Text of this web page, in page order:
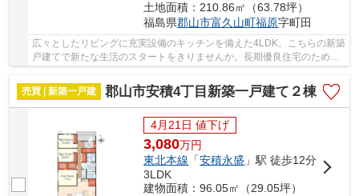
土地面積：210.86㎡（63.78坪）
福島県郡山市富久山町福原字町田
広々としたリビングに充実設備のキッチンを備えた4LDK。こちらの新築
戸建てで新たな生活のスタートをきりませんか。長期優良住宅のため、
売買 | 新築一戸建
郡山市安積4丁目新築一戸建て２棟
4月21日 値下げ
3,080万円
東北本線 「安積永盛 」駅 徒歩12分
3LDK
建物面積：96.05㎡（29.05坪）